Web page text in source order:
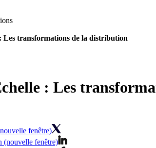
Les transformations de la distribution
: Les
fenêtre)
(nouvelle fenêtre)